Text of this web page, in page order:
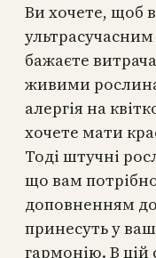
Ви хочете, щоб
бажаєте
живими
алергія на
хочете мати
Тоді штучні
що вам
доповненням до
принесуть у
гармонію. В цій